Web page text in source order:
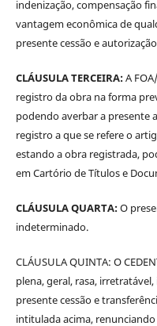
indenização, compensação
vantagem econômica de
presente cessão e
CLÁUSULA TERCEIRA:A
registro da obra na forma
podendo averbar a presente
registro a que se refere o
estando a obra registrada,
em Cartório de Títulos e
CLÁUSULA QUARTA:O
indeterminado.
CLÁUSULA QUINTA: O
plena, geral, rasa,
presente cessão e
intitulada acima,